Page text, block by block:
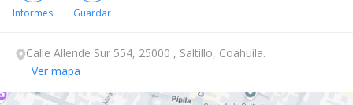
Informes Guardar
Calle Allende Sur 554, 25000 , Saltillo, Coahuila.
Ver mapa